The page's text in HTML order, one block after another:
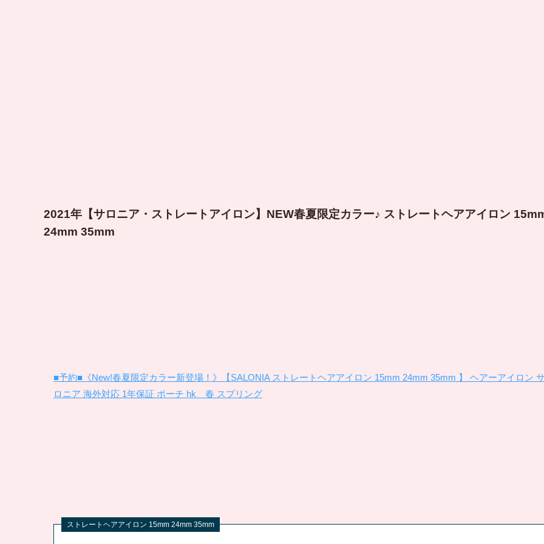
2021年【サロニア・ストレートアイロン】NEW春夏限定カラー♪ ストレートヘアアイロン
24mm 35mm
■予約■《New!春夏限定カラー新登場！》【SALONIA ストレートヘアアイロン 15mm 24mm 35mm 】 ヘアーアイロン
ロニア 海外対応 1年保証 ポーチ hk 春 スプリング